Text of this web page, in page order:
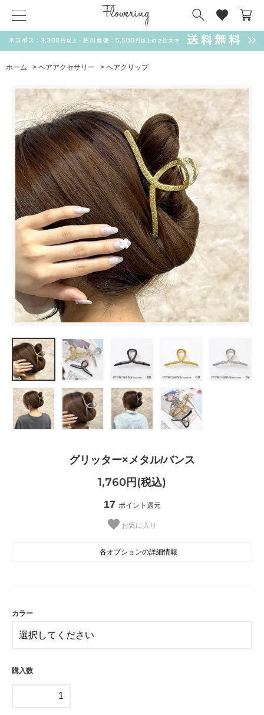
ホーム > ヘアアクセサリー > ヘアクリップ
グリッター×メタル/バンス
1,760円(税込)
17 ポイント還元
お気に入り
各オプションの詳細情報
カラー
購入数
気化冷却スカーフ matsui サンリオ キーポーチ
MAGUFIT チャーム ドラえもん
SALE